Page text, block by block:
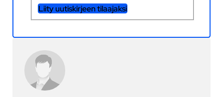
Liity uutiskirjeen tilaajaksi